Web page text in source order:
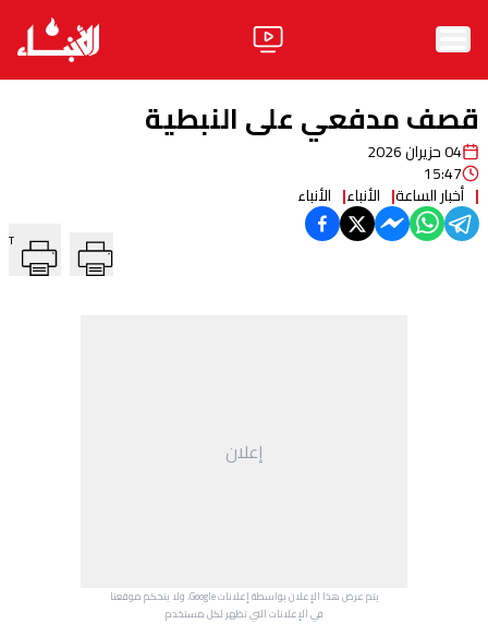
الأخبار
آراء
فيديو
قصف مدفعي على النبطية
04 حزيران 2026
15:47
أخبار الساعة الأنباء الأنباء
T
إعلان
يتم عرض هذا الإعلان بواسطة إعلانات Google، ولا يتحكم موقعنا
في الإعلانات التي تظهر لكل مستخدم.